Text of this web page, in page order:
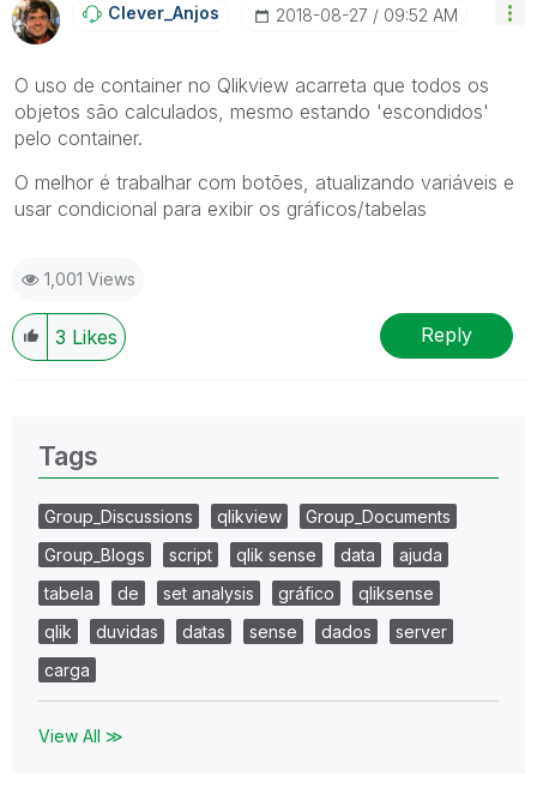
Clever_Anjos ‎2018-08-27 09:52 AM
O uso de container no Qlikview acarreta que todos os
objetos são calculados, mesmo estando 'escondidos'
pelo container.
O melhor é trabalhar com botões, atualizando variáveis e
usar condicional para exibir os gráficos/tabelas
1,001 Views
3 Likes Reply
Tags
Group_Discussions qlikview
Group_Documents
Group_Blogs
script qlik sense data
ajuda
tabela
de set analysis gráfico
qliksense
qlik
duvidas datas sense dados
server
carga
View All ≫